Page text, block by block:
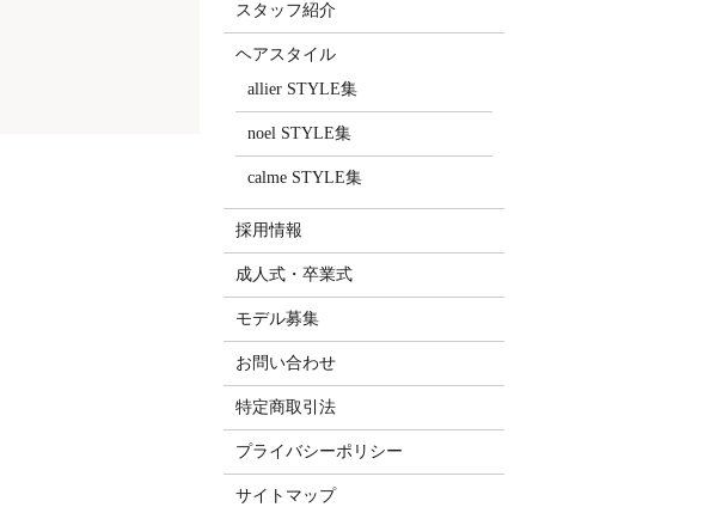
スタッフ紹介
ヘアスタイル
allier STYLE集
noel STYLE集
calme STYLE集
採用情報
成人式・卒業式
モデル募集
お問い合わせ
特定商取引法
プライバシーポリシー
サイトマップ